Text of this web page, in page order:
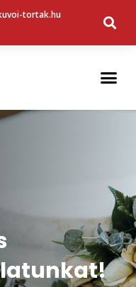
tortak.hu